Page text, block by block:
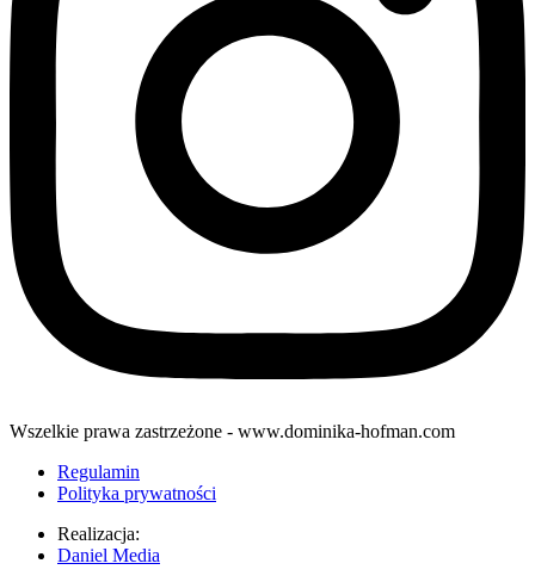
Wszelkie prawa zastrzeżone - www.dominika-hofman.com
Regulamin
Polityka prywatności
Realizacja:
Daniel Media